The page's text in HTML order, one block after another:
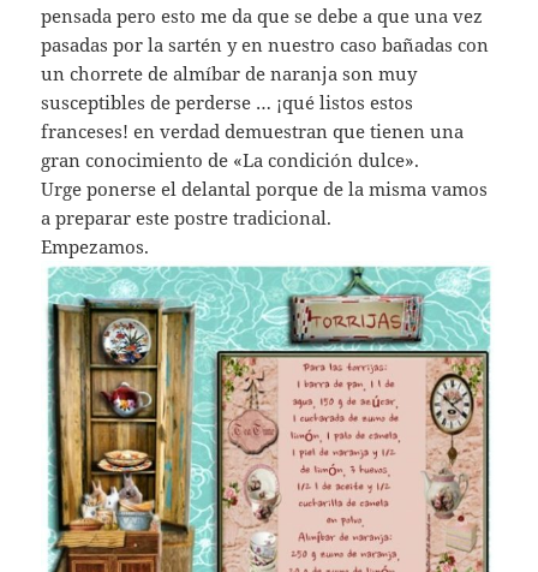
pensada pero esto me da que se debe a que una vez
pasadas por la sartén y en nuestro caso bañadas con
un chorrete de almíbar de naranja son muy
susceptibles de perderse … ¡qué listos estos
franceses! en verdad demuestran que tienen una
gran conocimiento de «La condición dulce».
Urge ponerse el delantal porque de la misma vamos
a preparar este postre tradicional.
Empezamos.